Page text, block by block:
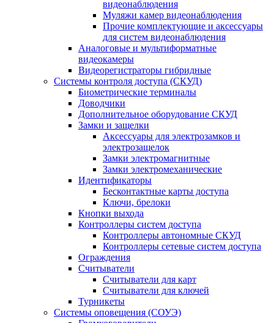
видеонаблюдения
Муляжи камер видеонаблюдения
Прочие комплектующие и аксессуары
для систем видеонаблюдения
Аналоговые и мультиформатные
видеокамеры
Видеорегистраторы гибридные
Системы контроля доступа (СКУД)
Биометрические терминалы
Доводчики
Дополнительное оборудование СКУД
Замки и защелки
Аксессуары для электрозамков и
электрозащелок
Замки электромагнитные
Замки электромеханические
Идентификаторы
Бесконтактные карты доступа
Ключи, брелоки
Кнопки выхода
Контроллеры систем доступа
Контроллеры автономные СКУД
Контроллеры сетевые систем доступа
Ограждения
Считыватели
Считыватели для карт
Считыватели для ключей
Турникеты
Системы оповещения (СОУЭ)